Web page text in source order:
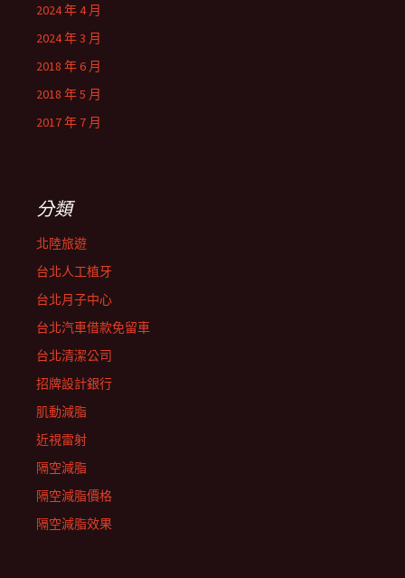
2024 年 4 月
2024 年 3 月
2018 年 6 月
2018 年 5 月
2017 年 7 月
分類
北陸旅遊
台北人工植牙
台北月子中心
台北汽車借款免留車
台北清潔公司
招牌設計銀行
肌動減脂
近視雷射
隔空減脂
隔空減脂價格
隔空減脂效果